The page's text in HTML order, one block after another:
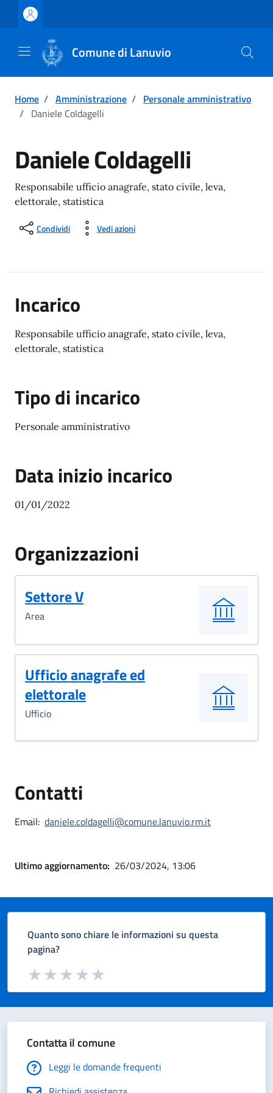
Vai ai contenuti
Vai al footer
Comune di Lanuvio
Home / Amministrazione / Personale amministrativo
/ Daniele Coldagelli
Daniele Coldagelli
Responsabile ufficio anagrafe, stato civile, leva,
elettorale, statistica
Condividi Vedi azioni
Incarico
Responsabile ufficio anagrafe, stato civile, leva,
elettorale, statistica
Tipo di incarico
Personale amministrativo
Data inizio incarico
01/01/2022
Organizzazioni
Settore V
Area
Ufficio anagrafe ed
elettorale
Ufficio
Contatti
Email: daniele.coldagelli@comune.lanuvio.rm.it
Ultimo aggiornamento: 26/03/2024, 13:06
Quanto sono chiare le informazioni su questa
pagina?
Valuta da 1 a 5 stelle la pagina
Valuta 5 stelle su 5
Valuta 4 stelle su 5
Valuta 3 stelle su 5
Valuta 2 stelle su 5
Valuta 1 stelle su 5
Contatta il comune
Leggi le domande frequenti